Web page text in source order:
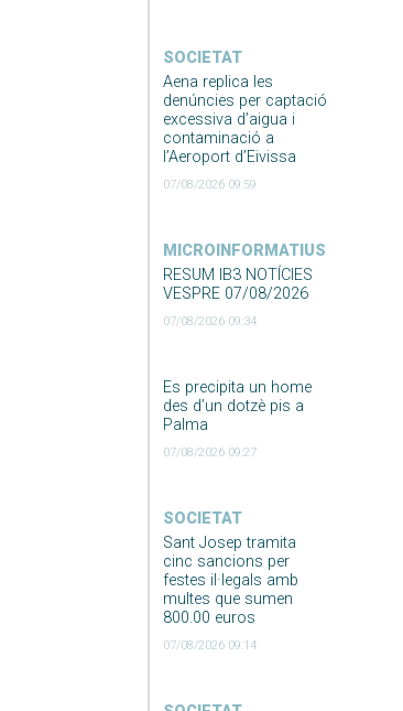
SOCIETAT
Aena replica les
denúncies per captació
excessiva d’aigua i
contaminació a
l’Aeroport d’Eivissa
07/08/2026 09:59
MICROINFORMATIUS
RESUM IB3 NOTÍCIES
VESPRE 07/08/2026
07/08/2026 09:34
Es precipita un home
des d’un dotzè pis a
Palma
07/08/2026 09:27
SOCIETAT
Sant Josep tramita
cinc sancions per
festes il·legals amb
multes que sumen
800.00 euros
07/08/2026 09:14